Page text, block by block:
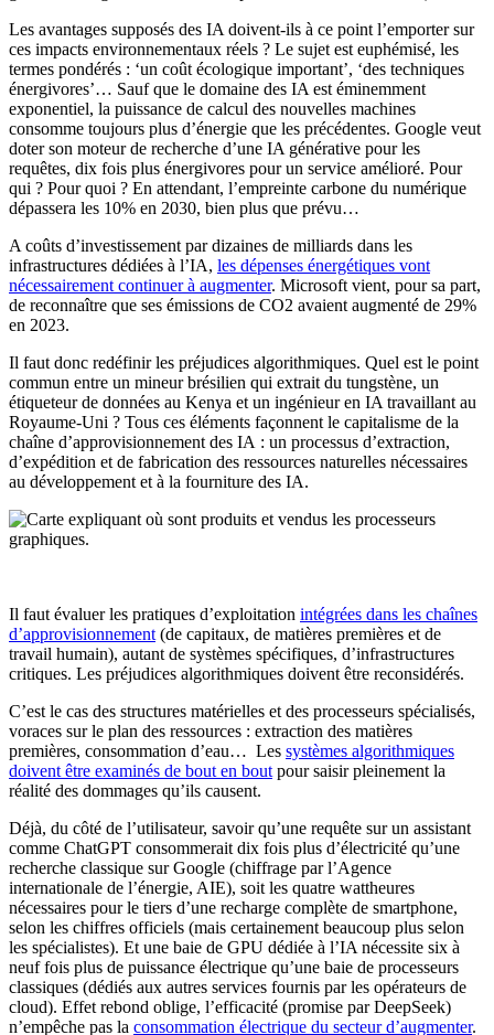
Les avantages supposés des IA doivent-ils à ce point l’emporter sur
ces impacts environnementaux réels ? Le sujet est euphémisé, les
termes pondérés : ‘un coût écologique important’, ‘des techniques
énergivores’… Sauf que le domaine des IA est éminemment
exponentiel, la puissance de calcul des nouvelles machines
consomme toujours plus d’énergie que les précédentes. Google veut
doter son moteur de recherche d’une IA générative pour les
requêtes, dix fois plus énergivores pour un service amélioré. Pour
qui ? Pour quoi ? En attendant, l’empreinte carbone du numérique
dépassera les 10% en 2030, bien plus que prévu…
A coûts d’investissement par dizaines de milliards dans les
infrastructures dédiées à l’IA, les dépenses énergétiques vont
nécessairement continuer à augmenter. Microsoft vient, pour sa part,
de reconnaître que ses émissions de CO2 avaient augmenté de 29%
en 2023.
Il faut donc redéfinir les préjudices algorithmiques. Quel est le point
commun entre un mineur brésilien qui extrait du tungstène, un
étiqueteur de données au Kenya et un ingénieur en IA travaillant au
Royaume-Uni ? Tous ces éléments façonnent le capitalisme de la
chaîne d’approvisionnement des IA : un processus d’extraction,
d’expédition et de fabrication des ressources naturelles nécessaires
au développement et à la fourniture des IA.
Il faut évaluer les pratiques d’exploitation intégrées dans les chaînes
d’approvisionnement(de capitaux, de matières premières et de
travail humain), autant de systèmes spécifiques, d’infrastructures
critiques. Les préjudices algorithmiques doivent être reconsidérés.
C’est le cas des structures matérielles et des processeurs spécialisés,
voraces sur le plan des ressources : extraction des matières
premières, consommation d’eau… Les systèmes algorithmiques
doivent être examinés de bout en boutpour saisir pleinement la
réalité des dommages qu’ils causent.
Déjà, du côté de l’utilisateur, savoir qu’une requête sur un assistant
comme ChatGPT consommerait dix fois plus d’électricité qu’une
recherche classique sur Google (chiffrage par l’Agence
internationale de l’énergie, AIE), soit les quatre wattheures
nécessaires pour le tiers d’une recharge complète de smartphone,
selon les chiffres officiels (mais certainement beaucoup plus selon
les spécialistes). Et une baie de GPU dédiée à l’IA nécessite six à
neuf fois plus de puissance électrique qu’une baie de processeurs
classiques (dédiés aux autres services fournis par les opérateurs de
cloud). Effet rebond oblige, l’efficacité (promise par DeepSeek)
n’empêche pas la consommation électrique du secteur d’augmenter.